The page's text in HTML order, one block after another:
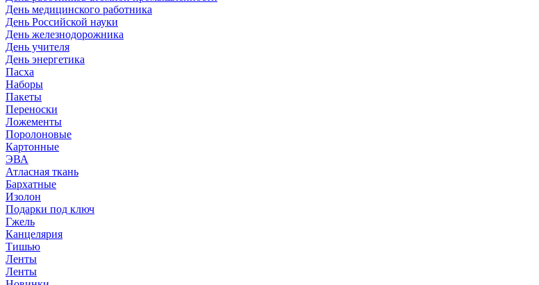
День медицинского работника
День Российской науки
День железнодорожника
День учителя
День энергетика
Пасха
Наборы
Пакеты
Переноски
Ложементы
Поролоновые
Картонные
ЭВА
Атласная ткань
Бархатные
Изолон
Подарки под ключ
Гжель
Канцелярия
Тишью
Ленты
Ленты